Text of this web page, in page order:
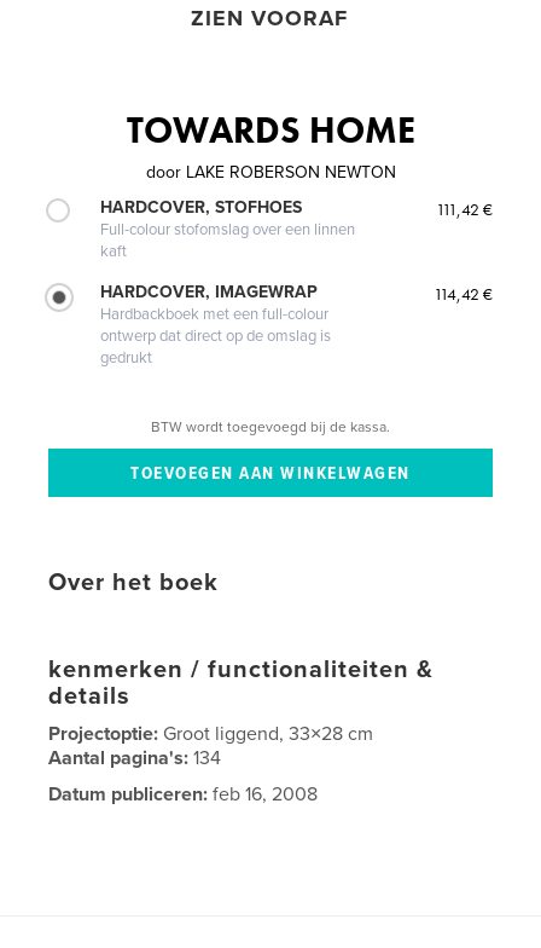
ZIEN VOORAF
TOWARDS HOME
door LAKE ROBERSON NEWTON
HARDCOVER, STOFHOES
Full-colour stofomslag over een linnen
kaft
111,42 €
HARDCOVER, IMAGEWRAP
Hardbackboek met een full-colour
ontwerp dat direct op de omslag is
gedrukt
114,42 €
BTW wordt toegevoegd bij de kassa.
Over het boek
kenmerken / functionaliteiten &
details
Projectoptie: Groot liggend, 33×28 cm
Aantal pagina's:134
Datum publiceren: feb 16, 2008